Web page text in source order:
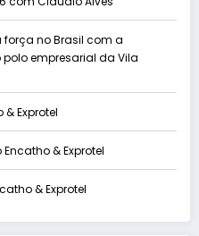
no Brasil com a
polo empresarial da Vila
Exprotel
& Exprotel
& Exprotel